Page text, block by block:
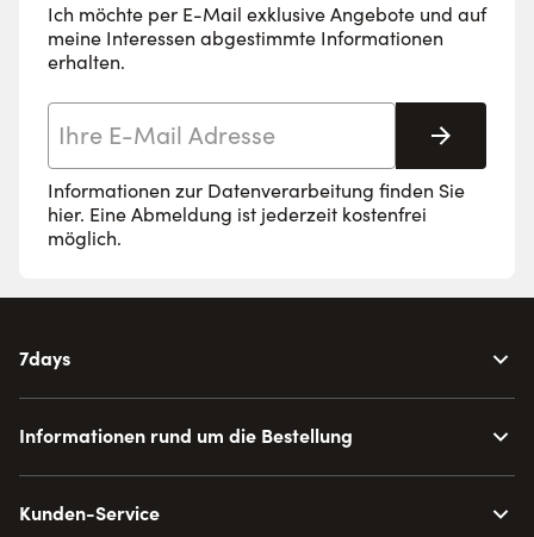
Ich möchte per E-Mail exklusive Angebote und auf
meine Interessen abgestimmte Informationen
erhalten.
Informationen zur Datenverarbeitung finden Sie
hier. Eine Abmeldung ist jederzeit kostenfrei
möglich.
7days
Informationen rund um die Bestellung
Kunden-Service